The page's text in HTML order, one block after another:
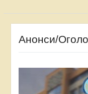
Анонси/